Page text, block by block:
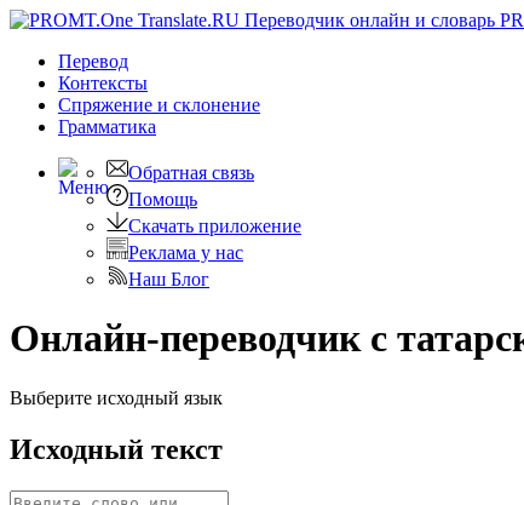
Перевод
Контексты
Спряжение и склонение
Грамматика
Обратная связь
Помощь
Скачать приложение
Реклама у нас
Наш Блог
Онлайн-переводчик с
Выберите исходный язык
Исходный текст